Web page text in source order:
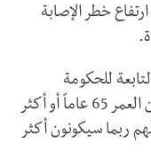
ارتفاع خطر الإصابة
للحكومة
البريطانية، إن كبار السن الذين يبلغون من العمر 65 عاماً أو أكثر
ربما سيكونون أكثر